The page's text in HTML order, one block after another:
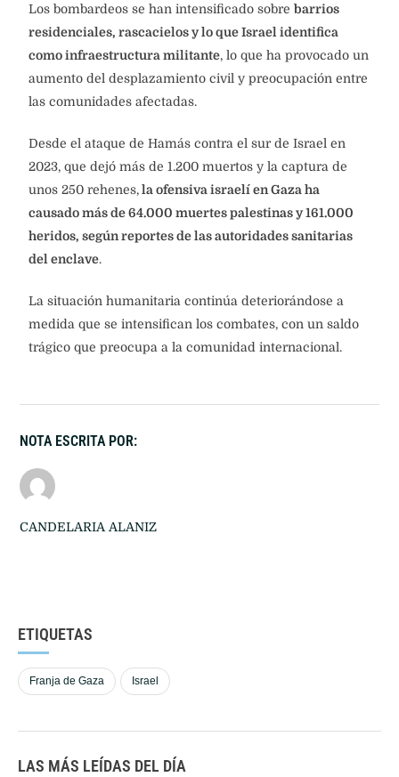
Los bombardeos se han intensificado sobre barrios
residenciales, rascacielos y lo que Israel identifica
como infraestructura militante, lo que ha provocado un
aumento del desplazamiento civil y preocupación entre
las comunidades afectadas.
Desde el ataque de Hamás contra el sur de Israel en
2023, que dejó más de 1.200 muertos y la captura de
unos 250 rehenes,la ofensiva israelí en Gaza ha
causado más de 64.000 muertes palestinas y 161.000
heridos, según reportes de las autoridades sanitarias
del enclave.
La situación humanitaria continúa deteriorándose a
medida que se intensifican los combates, con un saldo
trágico que preocupa a la comunidad internacional.
NOTA ESCRITA POR:
CANDELARIA ALANIZ
ETIQUETAS
Franja de Gaza Israel
LAS MÁS LEÍDAS DEL DÍA